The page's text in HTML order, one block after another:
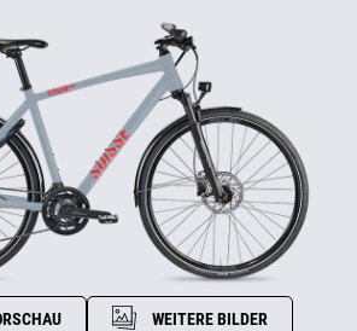
WEITERE BILDER